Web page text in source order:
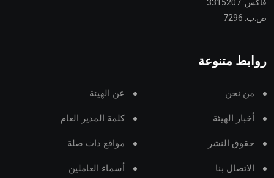
فاكس: 3315207
ص.ب: 7296
روابط متنوعة
من نحن عن الهيئة
أخبار الهيئة كلمة المدير العام
حقوق النشر مواقع ذات صلة
الاتصال بنا أسماء العاملين